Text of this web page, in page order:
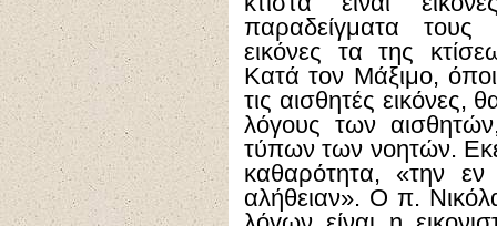
παραδείγματα
εικόνες τα της
Κατά τον Μάξιμο,
τις αισθητές εικόνες,
λόγους των
τύπων των νοητών.
καθαρότητα, «την
αλήθειαν». Ο π.